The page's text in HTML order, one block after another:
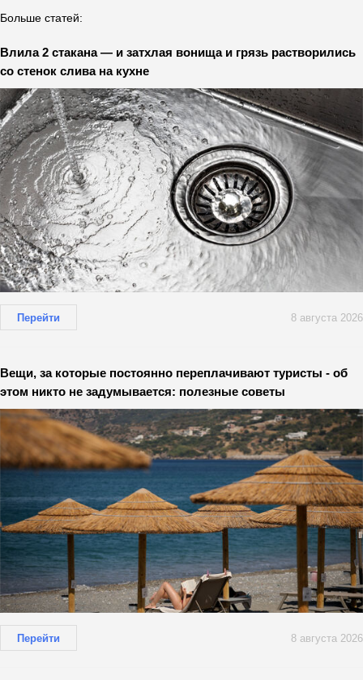
Больше статей:
Влила 2 стакана — и затхлая вонища и грязь растворились
со стенок слива на кухне
Перейти 8 августа 2026
Вещи, за которые постоянно переплачивают туристы - об
этом никто не задумывается: полезные советы
Перейти 8 августа 2026